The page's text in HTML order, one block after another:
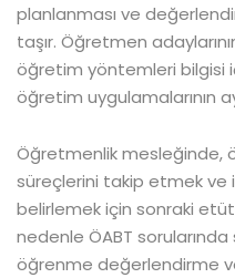
planlanması ve
taşır. Öğretmen
öğretim yöntemleri bilgisi
öğretim uygulamalarının
Öğretmenlik mesleğinde,
süreçlerini takip etmek ve
belirlemek için sonraki
nedenle ÖABT
öğrenme değerlendirme